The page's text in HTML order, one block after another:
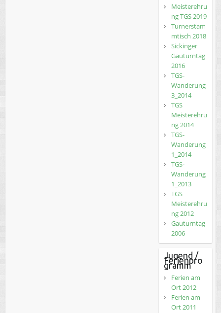
Meisterehru
ng TGS 2019
Turnerstam
mtisch 2018
Sickinger
Gauturntag
2016
TGS-
Wanderung
3_2014
TGS
Meisterehru
ng 2014
TGS-
Wanderung
1_2014
TGS-
Wanderung
1_2013
TGS
Meisterehru
ng 2012
Gauturntag
2006
Jugend /
Ferienpro
gramm
Ferien am
Ort 2012
Ferien am
Ort 2011